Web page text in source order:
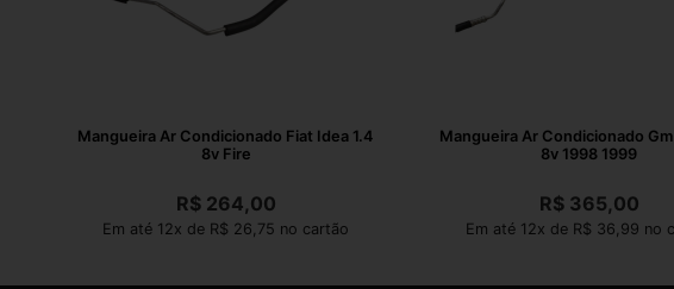
Mangueira Ar Condicionado Fiat Idea 1.4
8v Fire
R$264,00
Em até 12x de R$ 26,75 no cartão
Mangueira Ar Condicionado
8v 1998 1999
R$365,00
Em até 12x de R$ 36,99 no